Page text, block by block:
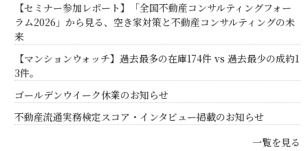
【セミナー参加レポート】「全国不動産コンサルティングフォー
ラム2026」から見る、空き家対策と不動産コンサルティングの未
来
【マンションウォッチ】過去最多の在庫174件 vs 過去最少の成約1
3件。
ゴールデンウイーク休業のお知らせ
不動産流通実務検定スコア・インタビュー掲載のお知らせ
一覧を見る